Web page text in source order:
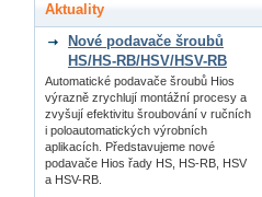
Aktuality
Nové podavače šroubů
HS/HS-RB/HSV/HSV-RB
Automatické podavače šroubů Hios
výrazně zrychlují montážní procesy a
zvyšují efektivitu šroubování v ručních
i poloautomatických výrobních
aplikacích. Představujeme nové
podavače Hios řady HS, HS-RB, HSV
a HSV-RB.